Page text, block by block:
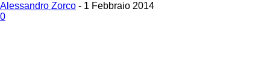
Alessandro Zorco - 1 Febbraio 2014
0